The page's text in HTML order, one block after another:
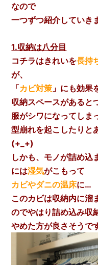
なので
一つずつ紹介していき
1.収納は八分目
コチラはきれいを長持
が、
「カビ対策 」にも効果
収納スペースがあると
服がシワになってしま
型崩れを起こしたりと
(+_+)
しかも、モノが詰め込
には湿気がこもって
カビやダニの温床に…
このカビは収納内に溜
のでやはり詰め込み収
やめた方が良さそうで